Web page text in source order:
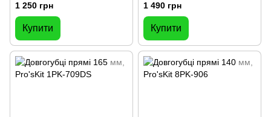
1 250 грн
Купити
1 490 грн
Купити